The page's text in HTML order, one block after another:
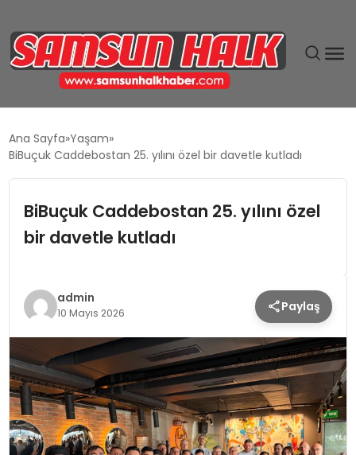
EKONOMI
MAGAZIN
SIYASET
SPOR
TEKNOLOJI
Ana Sayfa Yaşam
BiBuçuk Caddebostan 25. yılını özel bir davetle kutladı
BiBuçuk Caddebostan 25. yılını özel
bir davetle kutladı
admin
10 Mayıs 2026 Paylaş